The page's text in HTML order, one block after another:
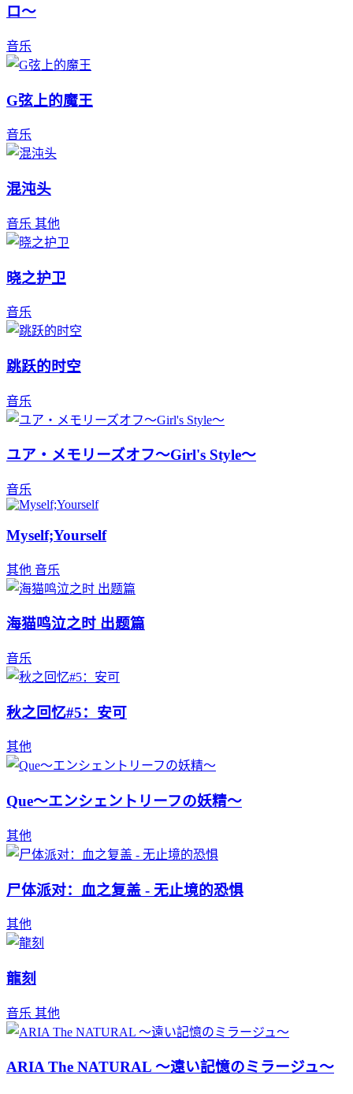
ロ～
音乐
G弦上的魔王
音乐
混沌头
音乐 其他
晓之护卫
音乐
跳跃的时空
音乐
ユア・メモリーズオフ～Girl's Style～
音乐
Myself;Yourself
其他 音乐
海猫鸣泣之时 出题篇
音乐
秋之回忆#5：安可
其他
Que～エンシェントリーフの妖精～
其他
尸体派对：血之复盖 - 无止境的恐惧
其他
龍刻
音乐 其他
ARIA The NATURAL ～遠い記憶のミラージュ～